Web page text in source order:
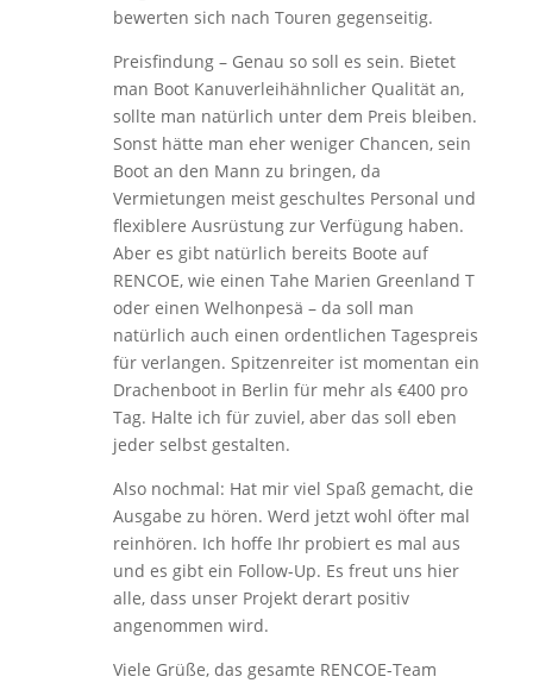
bewerten sich nach Touren gegenseitig.
Preisfindung – Genau so soll es sein. Bietet
man Boot Kanuverleihähnlicher Qualität an,
sollte man natürlich unter dem Preis bleiben.
Sonst hätte man eher weniger Chancen, sein
Boot an den Mann zu bringen, da
Vermietungen meist geschultes Personal und
flexiblere Ausrüstung zur Verfügung haben.
Aber es gibt natürlich bereits Boote auf
RENCOE, wie einen Tahe Marien Greenland T
oder einen Welhonpesä – da soll man
natürlich auch einen ordentlichen Tagespreis
für verlangen. Spitzenreiter ist momentan ein
Drachenboot in Berlin für mehr als €400 pro
Tag. Halte ich für zuviel, aber das soll eben
jeder selbst gestalten.
Also nochmal: Hat mir viel Spaß gemacht, die
Ausgabe zu hören. Werd jetzt wohl öfter mal
reinhören. Ich hoffe Ihr probiert es mal aus
und es gibt ein Follow-Up. Es freut uns hier
alle, dass unser Projekt derart positiv
angenommen wird.
Viele Grüße, das gesamte RENCOE-Team